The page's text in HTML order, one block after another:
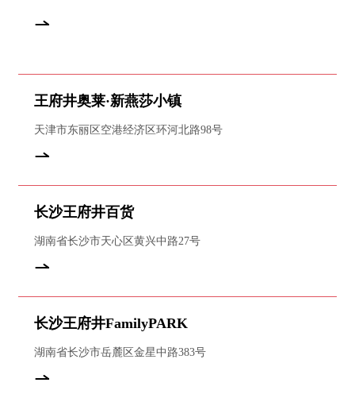
王府井奥莱·新燕莎小镇
天津市东丽区空港经济区环河北路98号
长沙王府井百货
湖南省长沙市天心区黄兴中路27号
长沙王府井FamilyPARK
湖南省长沙市岳麓区金星中路383号